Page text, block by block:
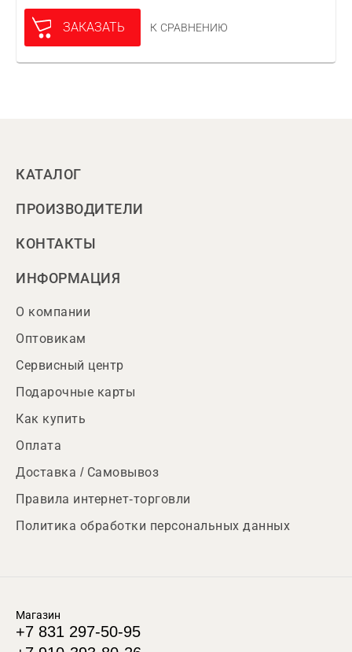
ЗАКАЗАТЬ К СРАВНЕНИЮ
КАТАЛОГ
ПРОИЗВОДИТЕЛИ
КОНТАКТЫ
ИНФОРМАЦИЯ
О компании
Оптовикам
Сервисный центр
Подарочные карты
Как купить
Оплата
Доставка / Самовывоз
Правила интернет-торговли
Политика обработки персональных данных
Магазин
+7 831 297-50-95